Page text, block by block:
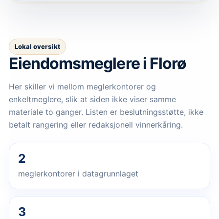
Lokal oversikt
Eiendomsmeglerei Florø
Her skiller vi mellom meglerkontorer og
enkeltmeglere, slik at siden ikke viser samme
materiale to ganger. Listen er beslutningsstøtte, ikke
betalt rangering eller redaksjonell vinnerkåring.
2
meglerkontorer i datagrunnlaget
3